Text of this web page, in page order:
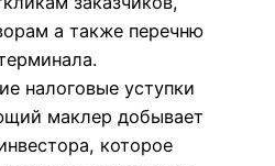
а также перечню
налоговые уступки
маклер добывает
которое